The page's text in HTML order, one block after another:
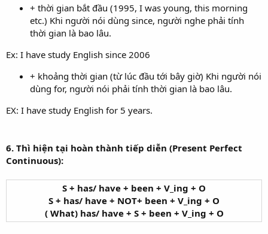
+ thời gian bắt đầu (1995, I was young, this morning
etc.) Khi người nói dùng since, người nghe phải tính
thời gian là bao lâu.
Ex: I have study English since 2006
+ khoảng thời gian (từ lúc đầu tới bây giờ) Khi người nói
dùng for, người nói phải tính thời gian là bao lâu.
EX: I have study English for 5 years.
6. Thì hiện tại hoàn thành tiếp diễn (Present Perfect
Continuous):
S + has/ have + been + V_ing + O
S + has/ have + NOT+ been + V_ing + O
( What) has/ have + S + been + V_ing + O